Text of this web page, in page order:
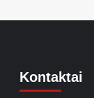
Kontaktai